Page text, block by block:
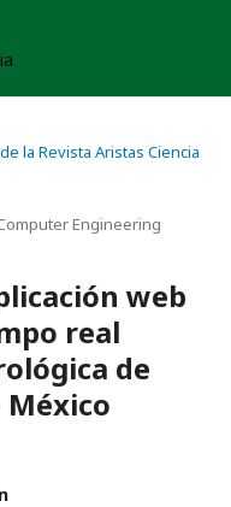
la Revista Aristas Ciencia
Engineering
web
real
de
México